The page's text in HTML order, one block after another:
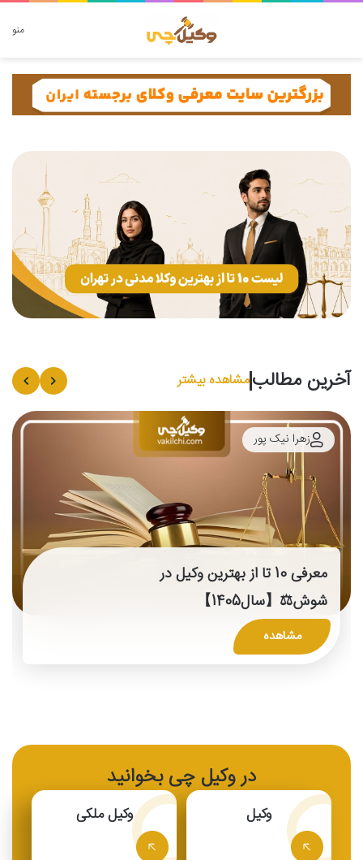
منو دنبال چه چیزی هستید؟
آخرین مطالبمشاهده بیشتر
زهرا نیک پور
معرفی 10 تا از بهترین وکیل در
شوش⚖️【سال1405】
مشاهده
در وکیل چی بخوانید
وکیل وکیل ملکی